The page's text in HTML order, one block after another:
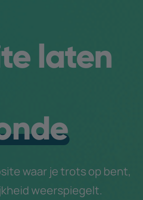
laten
waar je trots op bent,
weerspiegelt.